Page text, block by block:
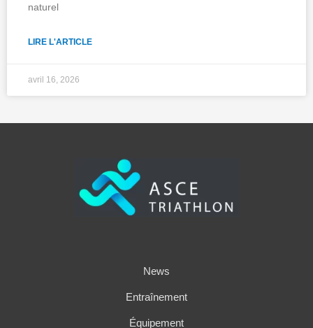
naturel
LIRE L'ARTICLE
avril 16, 2026
News
Entraînement
Équipement